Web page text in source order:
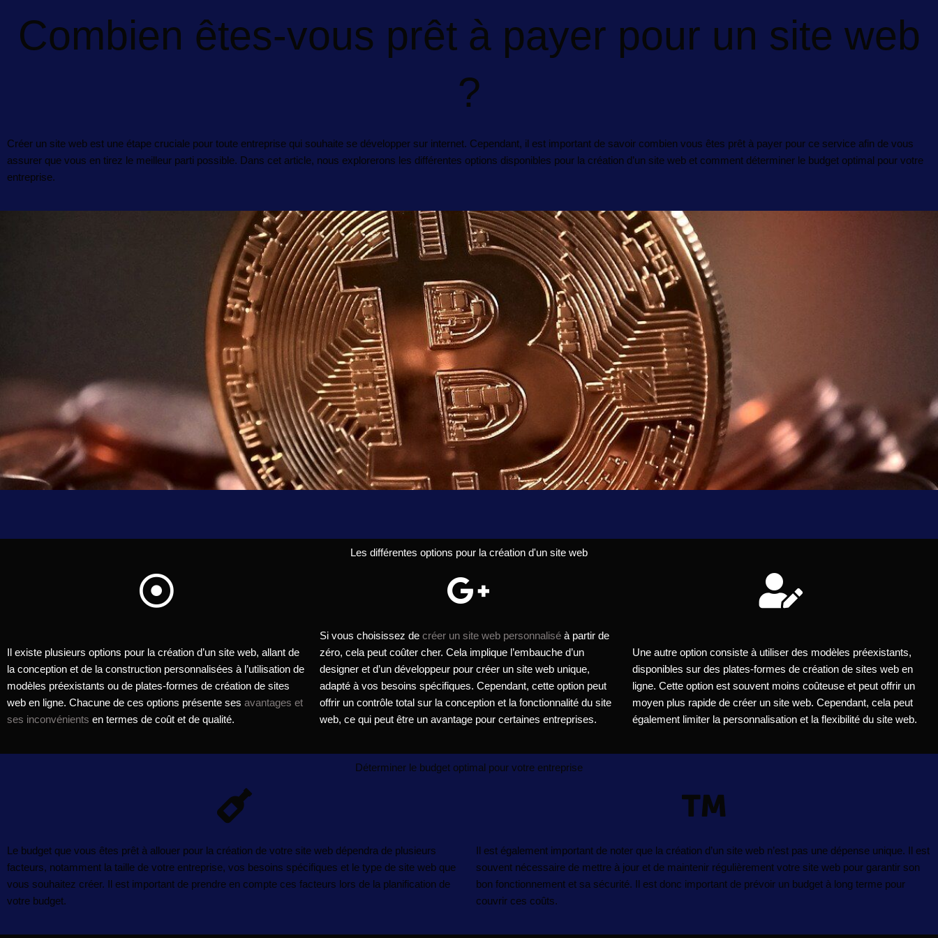
Combien êtes-vous prêt à payer pour un site web
?
Créer un site web est une étape cruciale pour toute entreprise qui souhaite se développer sur internet. Cependant, il est important de savoir combien vous êtes prêt à payer pour ce service afin de vous
assurer que vous en tirez le meilleur parti possible. Dans cet article, nous explorerons les différentes options disponibles pour la création d’un site web et comment déterminer le budget optimal pour votre
entreprise.
Les différentes options pour la création d'un site web
Il existe plusieurs options pour la création d’un site web, allant de
la conception et de la construction personnalisées à l’utilisation de
modèles préexistants ou de plates-formes de création de sites
web en ligne. Chacune de ces options présente ses avantages et
ses inconvénients en termes de coût et de qualité.
Si vous choisissez de créer un site web personnaliséà partir de
zéro, cela peut coûter cher. Cela implique l’embauche d’un
designer et d’un développeur pour créer un site web unique,
adapté à vos besoins spécifiques. Cependant, cette option peut
offrir un contrôle total sur la conception et la fonctionnalité du site
web, ce qui peut être un avantage pour certaines entreprises.
Une autre option consiste à utiliser des modèles préexistants,
disponibles sur des plates-formes de création de sites web en
ligne. Cette option est souvent moins coûteuse et peut offrir un
moyen plus rapide de créer un site web. Cependant, cela peut
également limiter la personnalisation et la flexibilité du site web.
Déterminer le budget optimal pour votre entreprise
Le budget que vous êtes prêt à allouer pour la création de votre site web dépendra de plusieurs
facteurs, notamment la taille de votre entreprise, vos besoins spécifiques et le type de site web que
vous souhaitez créer. Il est important de prendre en compte ces facteurs lors de la planification de
votre budget.
Il est également important de noter que la création d’un site web n’est pas une dépense unique. Il est
souvent nécessaire de mettre à jour et de maintenir régulièrement votre site web pour garantir son
bon fonctionnement et sa sécurité. Il est donc important de prévoir un budget à long terme pour
couvrir ces coûts.